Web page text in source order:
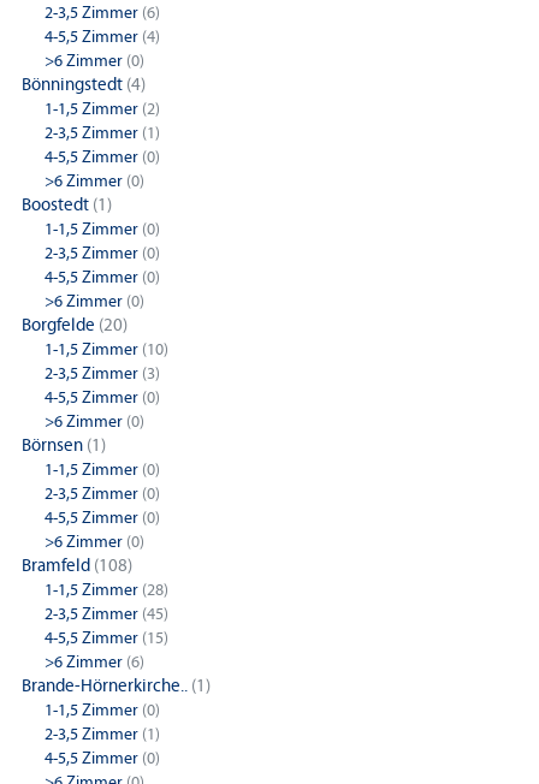
2-3,5 Zimmer (6)
4-5,5 Zimmer (4)
>6 Zimmer (0)
Bönningstedt (4)
1-1,5 Zimmer (2)
2-3,5 Zimmer (1)
4-5,5 Zimmer (0)
>6 Zimmer (0)
Boostedt (1)
1-1,5 Zimmer (0)
2-3,5 Zimmer (0)
4-5,5 Zimmer (0)
>6 Zimmer (0)
Borgfelde (20)
1-1,5 Zimmer (10)
2-3,5 Zimmer (3)
4-5,5 Zimmer (0)
>6 Zimmer (0)
Börnsen (1)
1-1,5 Zimmer (0)
2-3,5 Zimmer (0)
4-5,5 Zimmer (0)
>6 Zimmer (0)
Bramfeld (108)
1-1,5 Zimmer (28)
2-3,5 Zimmer (45)
4-5,5 Zimmer (15)
>6 Zimmer (6)
Brande-Hörnerkirche.. (1)
1-1,5 Zimmer (0)
2-3,5 Zimmer (1)
4-5,5 Zimmer (0)